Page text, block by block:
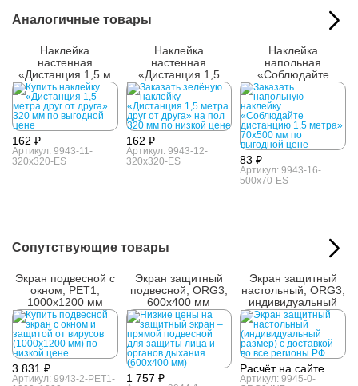
упаковке:
Аналогичные товары
Наклейка
настенная
«Дистанция 1,5 м
друг от друга»,
красная
162 ₽
Артикул: 9943-11-
320x320-ES
Наклейка
настенная
«Дистанция 1,5
метра друг от
друга», зелёная
162 ₽
Артикул: 9943-12-
320x320-ES
Наклейка
напольная
«Соблюдайте
дистанцию», синяя
83 ₽
Артикул: 9943-16-
500x70-ES
Сопутствующие товары
Экран подвесной с
окном, PET1,
1000х1200 мм
3 831 ₽
Артикул: 9943-2-PET1-
Экран защитный
подвесной, ORG3,
600x400 мм
1 757 ₽
Экран защитный
настольный, ORG3,
индивидуальный
размер
Расчёт на сайте
Артикул: 9945-0-